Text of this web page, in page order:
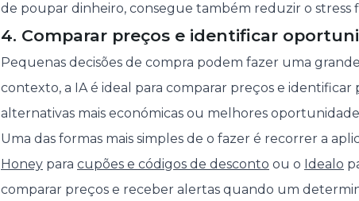
de poupar dinheiro, consegue também reduzir o stress
4. Comparar preços e identificar
Pequenas decisões de compra podem fazer uma
contexto, a IA é ideal para comparar preços e identificar
alternativas mais económicas ou melhores
Uma das formas mais simples de o fazer é recorrer a
Honey para cupões e códigos de desconto ou o Idealo
comparar preços e receber alertas quando um